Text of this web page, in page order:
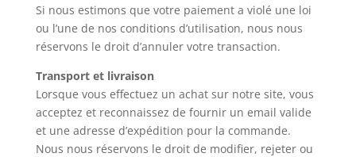
Si nous estimons que votre paiement a violé une loi
ou l’une de nos conditions d’utilisation, nous nous
réservons le droit d’annuler votre transaction.
Transport et livraison
Lorsque vous effectuez un achat sur notre site, vous
acceptez et reconnaissez de fournir un email valide
et une adresse d’expédition pour la commande.
Nous nous réservons le droit de modifier, rejeter ou